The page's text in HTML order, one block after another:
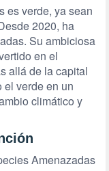
es verde, ya sean
2020, ha
Su ambiciosa
en el
allá de la capital
el verde en un
climático y
Amenazadas